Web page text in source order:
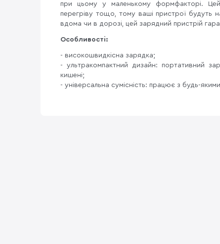
при цьому у маленькому формфакторі.
перегріву тощо, тому ваші пристрої будуть
вдома чи в дорозі, цей зарядний пристрій
Особливості:
- високошвидкісна зарядка;
- ультракомпактний дизайн: портативний
кишені;
- універсальна сумісність: працює з будь-